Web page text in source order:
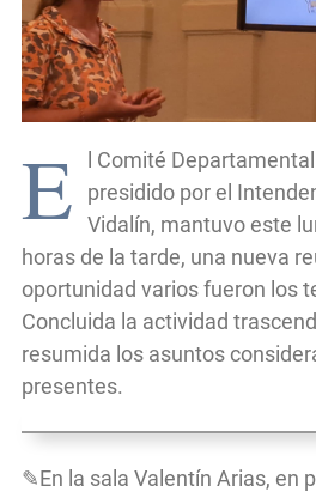
E
l Comité
presidido por el
Vidalín, mantuvo este
horas de la tarde, una nueva
oportunidad varios fueron los
Concluida la actividad
resumida los asuntos
presentes.
✎En la sala Valentín Arias, en